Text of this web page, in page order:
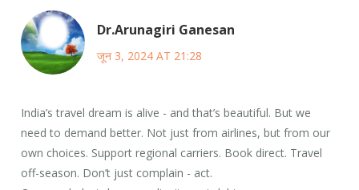
Dr.Arunagiri Ganesan
जून 3, 2024 AT 21:28
India’s travel dream is alive - and that’s beautiful. But we
need to demand better. Not just from airlines, but from our
own choices. Support regional carriers. Book direct. Travel
off-season. Don’t just complain - act.